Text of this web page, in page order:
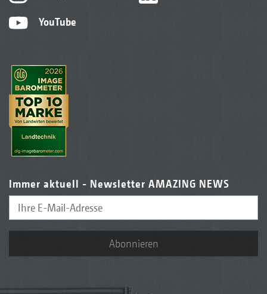
YouTube
Immer aktuell - Newsletter AMAZING NEWS
Abonnieren